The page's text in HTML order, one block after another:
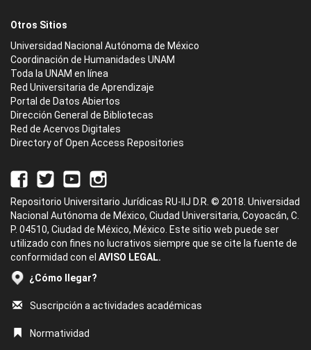
Otros Sitios
Universidad Nacional Autónoma de México
Coordinación de Humanidades UNAM
Toda la UNAM en línea
Red Universitaria de Aprendizaje
Portal de Datos Abiertos
Dirección General de Bibliotecas
Red de Acervos Digitales
Directory of Open Access Repositories
Repositorio Universitario Jurídicas RU-IIJ D.R. © 2018. Universidad
Nacional Autónoma de México, Ciudad Universitaria, Coyoacán, C.
P. 04510, Ciudad de México, México. Este sitio web puede ser
utilizado con fines no lucrativos siempre que se cite la fuente de
conformidad con el AVISO LEGAL.
¿Cómo llegar?
Suscripción a actividades académicas
Normatividad